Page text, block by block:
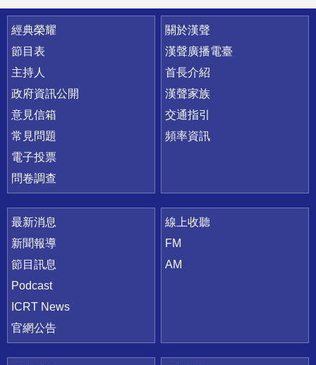
快速連結
經典榮耀
節目表
主持人
政府資訊公開
意見信箱
常見問題
電子投票
問卷調查
關於漢聲
漢聲廣播電臺
首長介紹
漢聲家族
交通指引
頻率資訊
最新消息
新聞報導
節目訊息
Podcast
ICRT News
官網公告
線上收聽
FM
AM